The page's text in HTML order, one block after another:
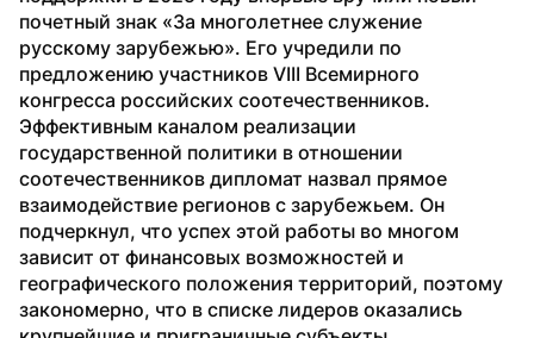
почетный знак «За многолетнее служение
русскому зарубежью». Его учредили по
предложению участников VIII Всемирного
конгресса российских соотечественников.
Эффективным каналом реализации
государственной политики в отношении
соотечественников дипломат назвал прямое
взаимодействие регионов с зарубежьем. Он
подчеркнул, что успех этой работы во многом
зависит от финансовых возможностей и
географического положения территорий, поэтому
закономерно, что в списке лидеров оказались